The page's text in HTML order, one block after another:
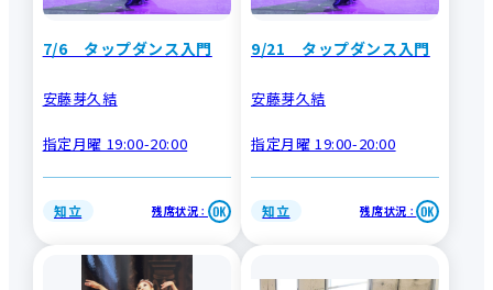
7/6 タップダンス入門
安藤芽久結
指定月曜 19:00-20:00
知立 残席状況 ：
9/21 タップダンス入門
安藤芽久結
指定月曜 19:00-20:00
知立 残席状況 ：